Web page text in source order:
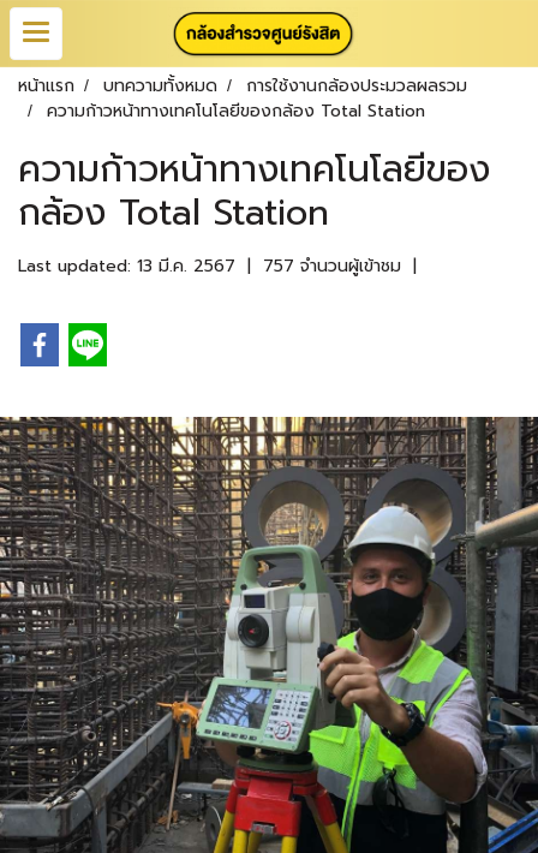
หน้าแรก บทความทั้งหมด
การใช้งานกล้องประมวลผลรวม
ความก้าวหน้าทางเทคโนโลยีของกล้อง Total Station
ความก้าวหน้าทางเทคโนโลยีของ
กล้อง Total Station
Last updated: 13 มี.ค. 2567 | 757 จำนวนผู้เข้าชม |